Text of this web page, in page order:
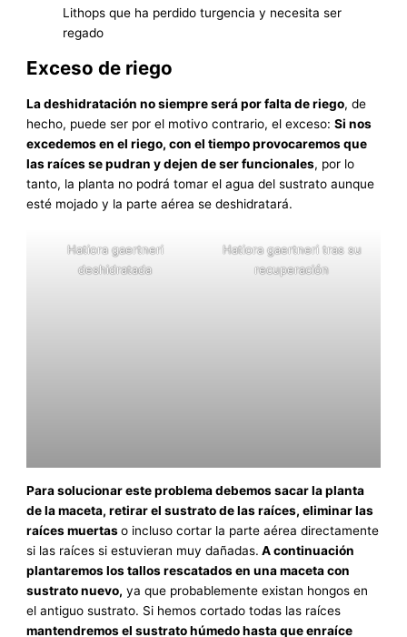
Lithops que ha perdido turgencia y necesita ser
regado
Exceso de riego
La deshidratación no siempre será por falta de riego, de
hecho, puede ser por el motivo contrario, el exceso:Si nos
excedemos en el riego, con el tiempo provocaremos que
las raíces se pudran y dejen de ser funcionales, por lo
tanto, la planta no podrá tomar el agua del sustrato aunque
esté mojado y la parte aérea se deshidratará.
Hatiora gaertneri
deshidratada
Hatiora gaertneri tras su
recuperación
Para solucionar este problema debemos sacar la planta
de la maceta, retirar el sustrato de las raíces, eliminar las
raíces muertaso incluso cortar la parte aérea directamente
si las raíces si estuvieran muy dañadas. A continuación
plantaremos los tallos rescatados en una maceta con
sustrato nuevo, ya que probablemente existan hongos en
el antiguo sustrato. Si hemos cortado todas las raíces
mantendremos el sustrato húmedo hasta que enraíce